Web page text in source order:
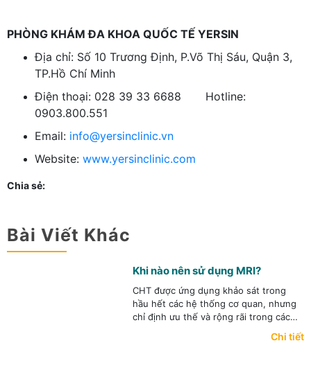
PHÒNG KHÁM ĐA KHOA QUỐC TẾ YERSIN
Địa chỉ: Số 10 Trương Định, P.Võ Thị Sáu, Quận 3,
TP.Hồ Chí Minh
Điện thoại: 028 39 33 6688 Hotline:
0903.800.551
Email: info@yersinclinic.vn
Website: www.yersinclinic.com
Chia sẻ:
Bài Viết Khác
Khi nào nên sử dụng MRI?
CHT được ứng dụng khảo sát trong
hầu hết các hệ thống cơ quan, nhưng
chỉ định ưu thế và rộng rãi trong các
(diễn tiến tai biến mạch máu não, u
Chi tiết